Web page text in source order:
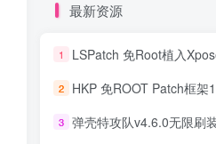
最新资源
1 LSPatch 免Root植入
2 HKP 免ROOT Patch框架
3 弹壳特攻队v4.6.0无限刷装备★全新超